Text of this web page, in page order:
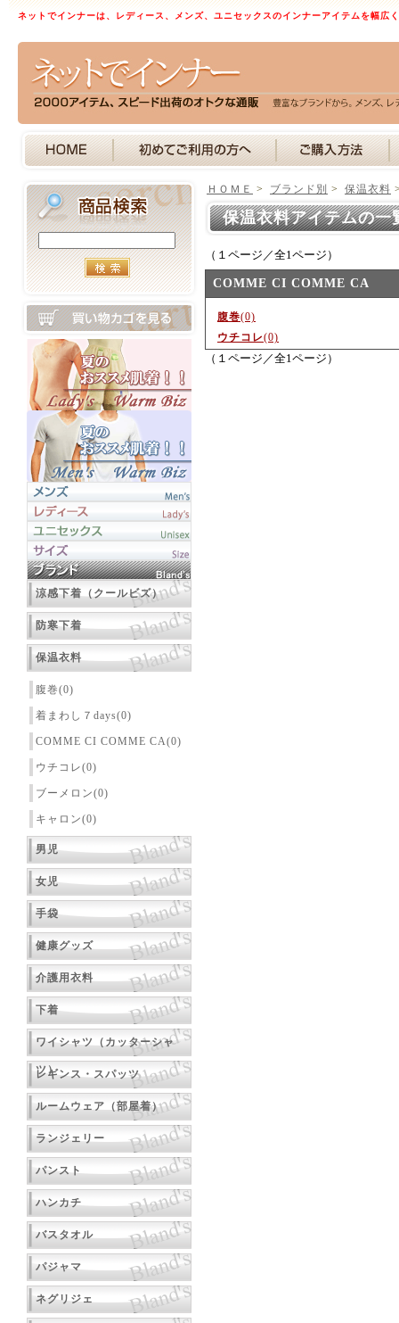
ネットでインナーは、レディース、メンズ、ユニセックスのインナーアイテムを幅広
涼感下着（クールビズ）
防寒下着
保温衣料
腹巻(0)
着まわし７days(0)
COMME CI COMME CA(0)
ウチコレ(0)
ブーメロン(0)
キャロン(0)
男児
女児
手袋
健康グッズ
介護用衣料
下着
ワイシャツ（カッターシャ
ツ）
レギンス・スパッツ
ルームウェア（部屋着）
ランジェリー
パンスト
ハンカチ
バスタオル
パジャマ
ネグリジェ
ＨＯＭＥ > ブランド別 > 保温衣料
保温衣料アイテムの
（１ページ／全1ページ）
COMME CI COMME CA
腹巻(0)
ウチコレ(0)
（１ページ／全1ページ）